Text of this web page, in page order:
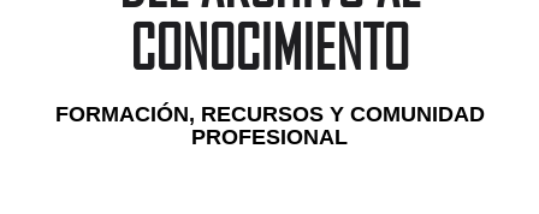
CONOCIMIENTO
FORMACIÓN, RECURSOS Y COMUNIDAD
PROFESIONAL